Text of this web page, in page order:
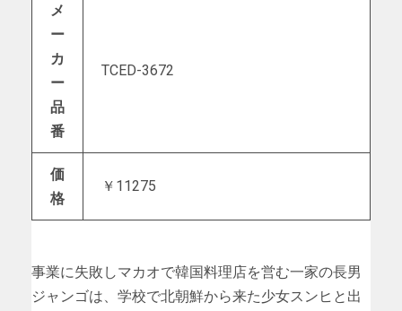
メ
ー
カ
ー
品
番
TCED-3672
価
格
￥11275
事業に失敗しマカオで韓国料理店を営む一家の長男
ジャンゴは、学校で北朝鮮から来た少女スンヒと出